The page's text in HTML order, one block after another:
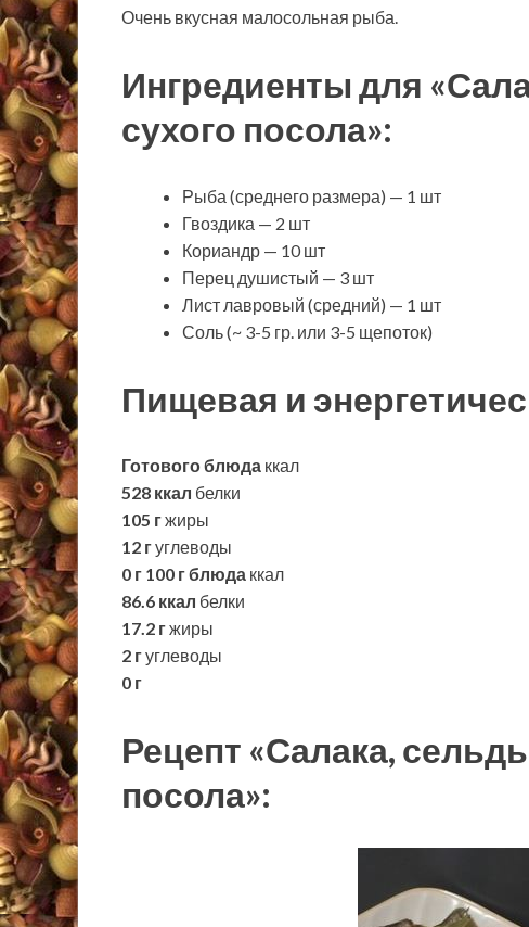
Очень вкусная малосольная рыба.
Ингредиенты для
сухого посола»:
Рыба (среднего размера) — 1 шт
Гвоздика — 2 шт
Кориандр — 10 шт
Перец душистый — 3 шт
Лист лавровый (средний) — 1 шт
Соль (~ 3-5 гр. или 3-5 щепоток)
Пищевая и
Готового блюда ккал
528 ккал белки
105 гжиры
12 гуглеводы
0 г 100 г блюда ккал
86.6 ккал белки
17.2 гжиры
2 гуглеводы
0 г
Рецепт «Салака,
посола»: